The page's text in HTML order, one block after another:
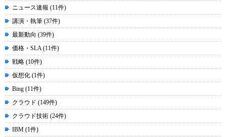
ニュース速報 (11件)
講演・執筆 (37件)
最新動向 (39件)
価格・SLA (11件)
戦略 (10件)
仮想化 (1件)
Bing (11件)
クラウド (149件)
クラウド技術 (24件)
IBM (1件)